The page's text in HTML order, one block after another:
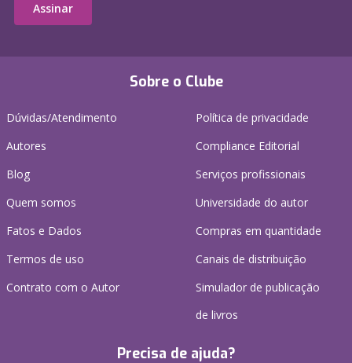
Sobre o Clube
Dúvidas/Atendimento
Autores
Blog
Quem somos
Fatos e Dados
Termos de uso
Contrato com o Autor
Política de privacidade
Compliance Editorial
Serviços profissionais
Universidade do autor
Compras em quantidade
Canais de distribuição
Simulador de publicação
de livros
Precisa de ajuda?
Assinar